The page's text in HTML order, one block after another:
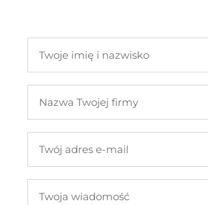
imię
nazwisko
Twojej
adres
mail